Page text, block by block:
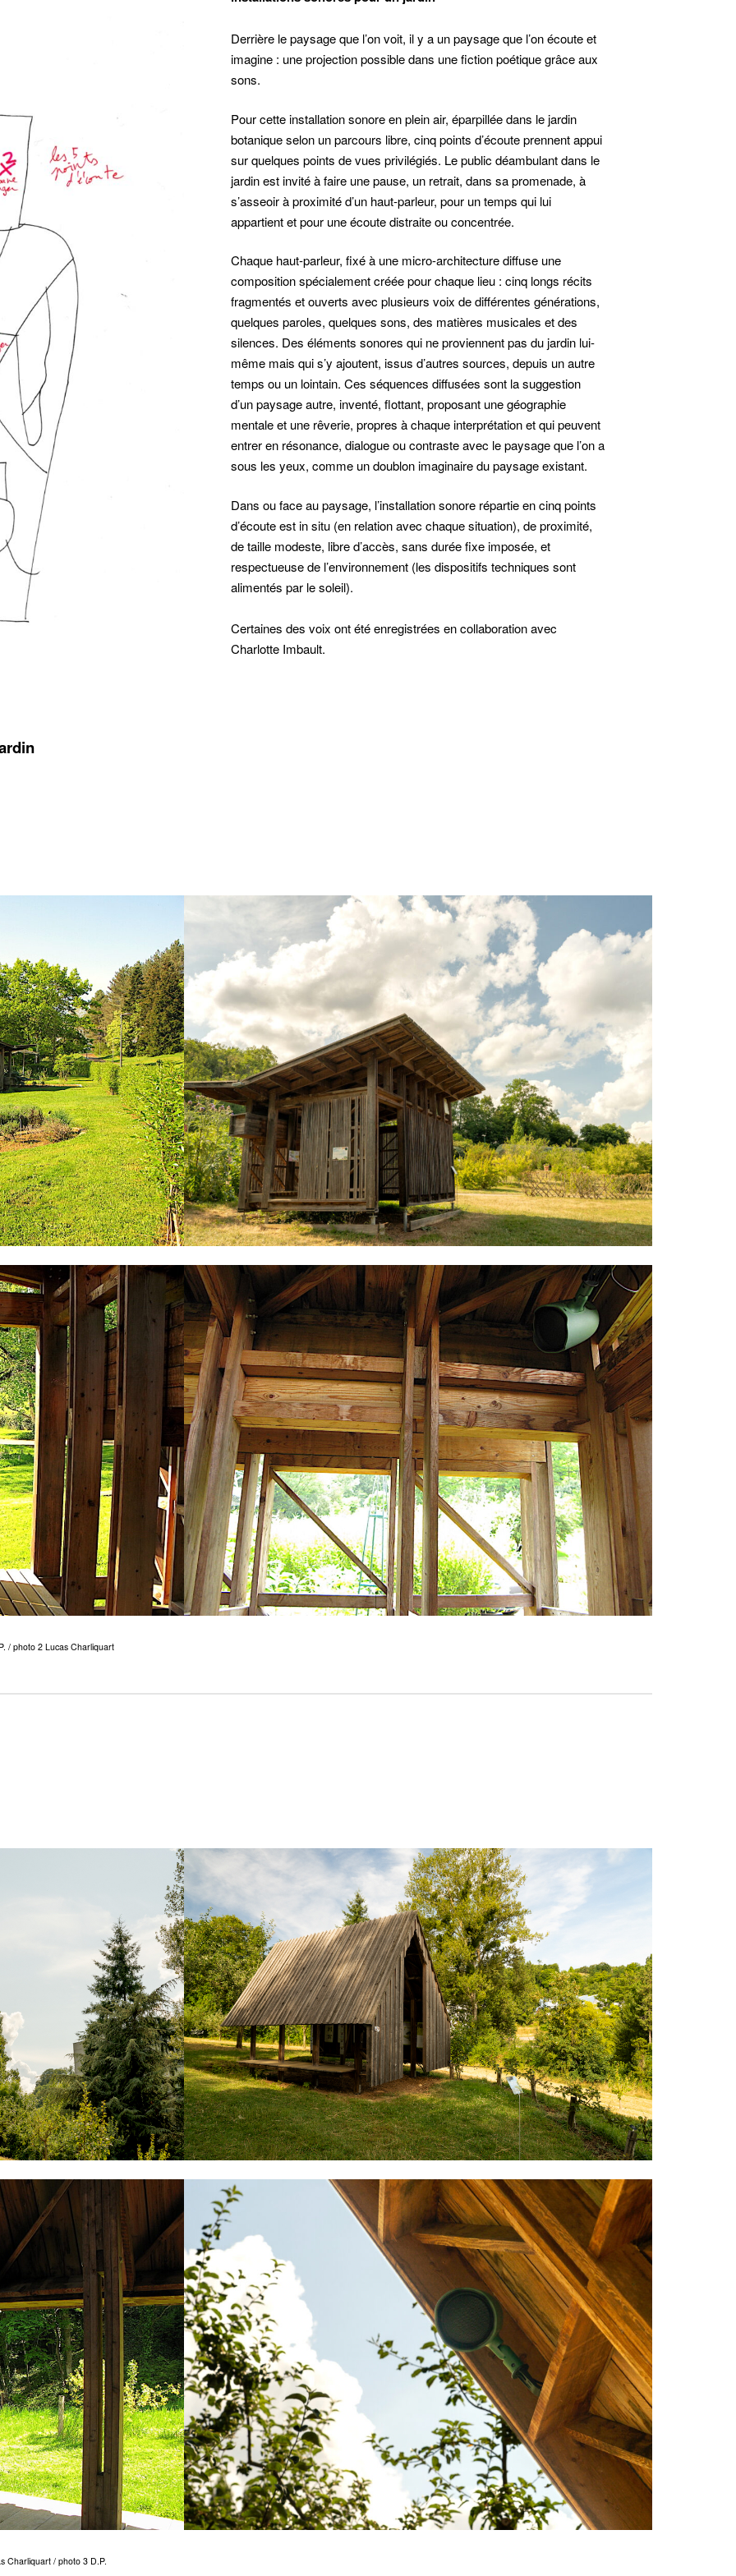
Derrière le paysage que l’on voit, il y a un paysage que l’on écoute et
imagine : une projection possible dans une fiction poétique grâce aux
sons.
Pour cette installation sonore en plein air, éparpillée dans le jardin
botanique selon un parcours libre, cinq points d’écoute prennent appui
sur quelques points de vues privilégiés. Le public déambulant dans le
jardin est invité à faire une pause, un retrait, dans sa promenade, à
s’asseoir à proximité d’un haut-parleur, pour un temps qui lui
appartient et pour une écoute distraite ou concentrée.
Chaque haut-parleur, fixé à une micro-architecture diffuse une
composition spécialement créée pour chaque lieu : cinq longs récits
fragmentés et ouverts avec plusieurs voix de différentes générations,
quelques paroles, quelques sons, des matières musicales et des
silences. Des éléments sonores qui ne proviennent pas du jardin lui-
même mais qui s’y ajoutent, issus d’autres sources, depuis un autre
temps ou un lointain. Ces séquences diffusées sont la suggestion
d’un paysage autre, inventé, flottant, proposant une géographie
mentale et une rêverie, propres à chaque interprétation et qui peuvent
entrer en résonance, dialogue ou contraste avec le paysage que l’on a
sous les yeux, comme un doublon imaginaire du paysage existant.
Dans ou face au paysage, l’installation sonore répartie en cinq points
d’écoute est in situ (en relation avec chaque situation), de proximité,
de taille modeste, libre d’accès, sans durée fixe imposée, et
respectueuse de l’environnement (les dispositifs techniques sont
alimentés par le soleil).
Certaines des voix ont été enregistrées en collaboration avec
Charlotte Imbault.
/ photo 2 Lucas Charliquart
Charliquart / photo 3 D.P.